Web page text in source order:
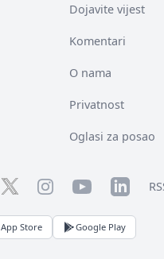
Dojavite vijest
Komentari
O nama
Privatnost
Oglasi za posao
TwitterInstagramYouTubeLinkedIn
App Store Google Play